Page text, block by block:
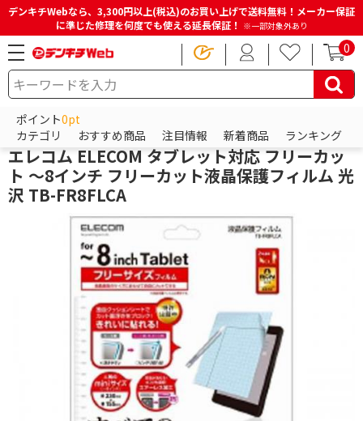
デンキチWebなら、3,300円以上(税込)のお買い上げで送料無料！メーカー保証
に準じた修理を何度でも使える延長保証！ ※一部対象外あり
0
ポイント0pt
カテゴリ
おすすめ商品 注目情報 新着商品 ランキング
HOME 商品一覧ページ パソコン・周辺機器・PCソフト
エレコム
エレコム ELECOM タブレット対応 フリーカッ
ト ～8インチ フリーカット液晶保護フィルム 光
沢 TB-FR8FLCA